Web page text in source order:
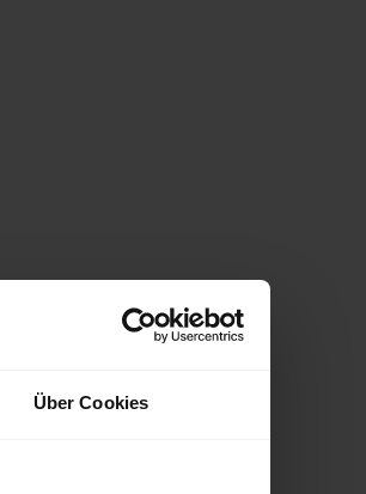
Über Cookies